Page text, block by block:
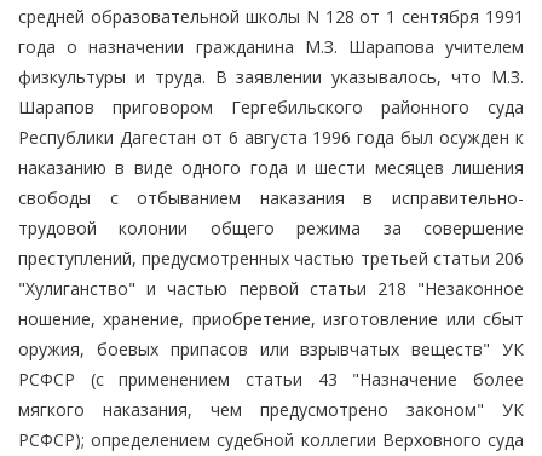
средней образовательной школы N 128 от 1 сентября 1991
года о назначении гражданина М.З. Шарапова учителем
физкультуры и труда. В заявлении указывалось, что М.З.
Шарапов приговором Гергебильского районного суда
Республики Дагестан от 6 августа 1996 года был осужден к
наказанию в виде одного года и шести месяцев лишения
свободы с отбыванием наказания в исправительно-
трудовой колонии общего режима за совершение
преступлений, предусмотренных частью третьей статьи 206
"Хулиганство" и частью первой статьи 218 "Незаконное
ношение, хранение, приобретение, изготовление или сбыт
оружия, боевых припасов или взрывчатых веществ" УК
РСФСР (с применением статьи 43 "Назначение более
мягкого наказания, чем предусмотрено законом" УК
РСФСР); определением судебной коллегии Верховного суда